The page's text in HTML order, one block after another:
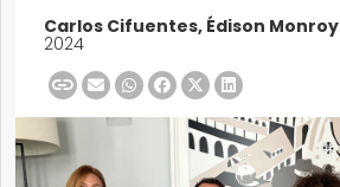
Carlos Cifuentes, Édison Monroy
2024